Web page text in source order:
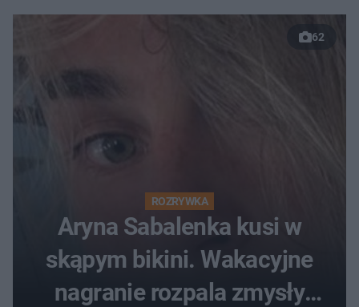
62
ROZRYWKA
Aryna Sabalenka kusi w
skąpym bikini. Wakacyjne
nagranie rozpala zmysły